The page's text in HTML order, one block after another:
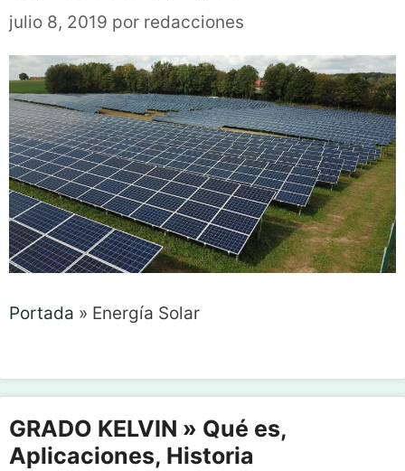
julio 8, 2019 por redacciones
Portada » Energía Solar
GRADO KELVIN » Qué es,
Aplicaciones, Historia